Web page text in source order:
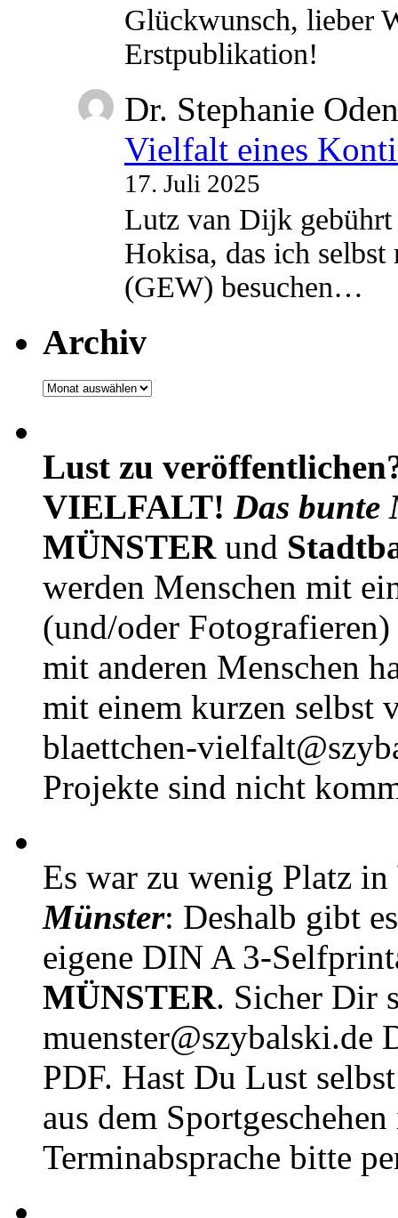
Glückwunsch, lieber
Erstpublikation!
Dr. Stephanie
Vielfalt eines
17. Juli 2025
Lutz van Dijk
Hokisa, das ich
(GEW) besuchen…
Archiv
Archiv
Lust zu
VIELFALT! Das bunte
MÜNSTERund
werden Menschen mit
(und/oder
mit anderen Menschen
mit einem kurzen selbst
blaettchen-
Projekte sind nicht
Es war zu wenig Platz in
Münster: Deshalb gibt
eigene DIN A 3-
MÜNSTER. Sicher Dir
muenster@szybalski.de
PDF. Hast Du Lust
aus dem
Terminabsprache bitte